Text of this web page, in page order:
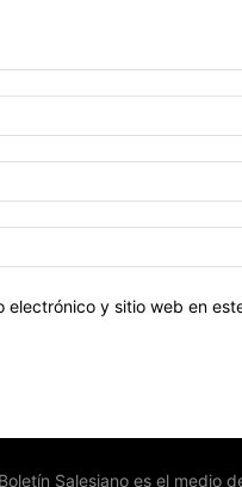
electrónico y sitio web en
Salesiano es el medio